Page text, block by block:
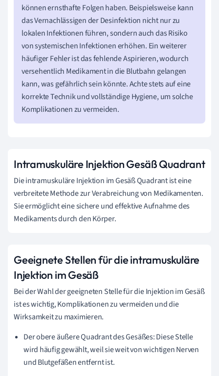
können ernsthafte Folgen haben. Beispielsweise kann
das Vernachlässigen der Desinfektion nicht nur zu
lokalen Infektionen führen, sondern auch das Risiko
von systemischen Infektionen erhöhen. Ein weiterer
häufiger Fehler ist das fehlende Aspirieren, wodurch
versehentlich Medikament in die Blutbahn gelangen
kann, was gefährlich sein könnte. Achte stets auf eine
korrekte Technik und vollständige Hygiene, um solche
Komplikationen zu vermeiden.
Intramuskuläre Injektion Gesäß Quadrant
Die intramuskuläre Injektion im Gesäß Quadrant ist eine
verbreitete Methode zur Verabreichung von Medikamenten.
Sie ermöglicht eine sichere und effektive Aufnahme des
Medikaments durch den Körper.
Geeignete Stellen für die intramuskuläre
Injektion im Gesäß
Bei der Wahl der geeigneten Stelle für die Injektion im Gesäß
ist es wichtig, Komplikationen zu vermeiden und die
Wirksamkeit zu maximieren.
Der obere äußere Quadrant des Gesäßes: Diese Stelle
wird häufig gewählt, weil sie weit von wichtigen Nerven
und Blutgefäßen entfernt ist.